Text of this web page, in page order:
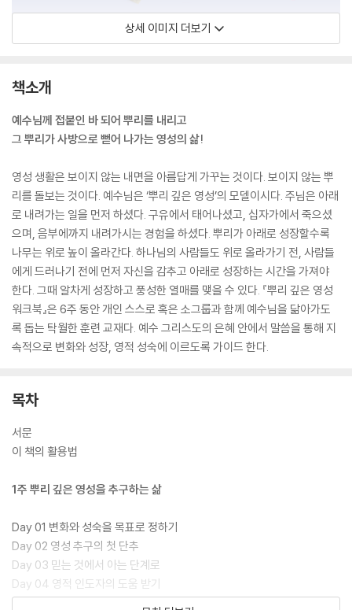
상세 이미지 더보기
책소개
예수님께 접붙인 바 되어 뿌리를 내리고
그 뿌리가 사방으로 뻗어 나가는 영성의 삶!
영성 생활은 보이지 않는 내면을 아름답게 가꾸는 것이다. 보이지 않는 뿌
리를 돌보는 것이다. 예수님은 ‘뿌리 깊은 영성’의 모델이시다. 주님은 아래
로 내려가는 일을 먼저 하셨다. 구유에서 태어나셨고, 십자가에서 죽으셨
으며, 음부에까지 내려가시는 경험을 하셨다. 뿌리가 아래로 성장할수록
나무는 위로 높이 올라간다. 하나님의 사람들도 위로 올라가기 전, 사람들
에게 드러나기 전에 먼저 자신을 감추고 아래로 성장하는 시간을 가져야
한다. 그때 알차게 성장하고 풍성한 열매를 맺을 수 있다. 『뿌리 깊은 영성
워크북』은 6주 동안 개인 스스로 혹은 소그룹과 함께 예수님을 닮아가도
록 돕는 탁월한 훈련 교재다. 예수 그리스도의 은혜 안에서 말씀을 통해 지
속적으로 변화와 성장, 영적 성숙에 이르도록 가이드 한다.
목차
서문
이 책의 활용법
1주 뿌리 깊은 영성을 추구하는 삶
Day 01 변화와 성숙을 목표로 정하기
Day 02 영성 추구의 첫 단추
Day 03 믿는 것에서 아는 단계로
Day 04 영적 인도자의 도움 받기
Day 05 믿음 안에서 성장하기